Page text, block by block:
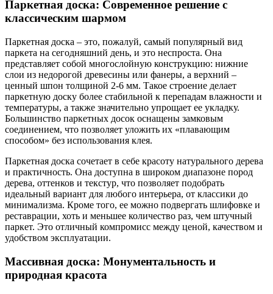
Паркетная доска: Современное решение с
классическим шармом
Паркетная доска – это, пожалуй, самый популярный вид
паркета на сегодняшний день, и это неспроста. Она
представляет собой многослойную конструкцию: нижние
слои из недорогой древесины или фанеры, а верхний –
ценный шпон толщиной 2-6 мм. Такое строение делает
паркетную доску более стабильной к перепадам влажности и
температуры, а также значительно упрощает ее укладку.
Большинство паркетных досок оснащены замковым
соединением, что позволяет уложить их «плавающим
способом» без использования клея.
Паркетная доска сочетает в себе красоту натурального дерева
и практичность. Она доступна в широком диапазоне пород
дерева, оттенков и текстур, что позволяет подобрать
идеальный вариант для любого интерьера, от классики до
минимализма. Кроме того, ее можно подвергать шлифовке и
реставрации, хоть и меньшее количество раз, чем штучный
паркет. Это отличный компромисс между ценой, качеством и
удобством эксплуатации.
Массивная доска: Монументальность и
природная красота